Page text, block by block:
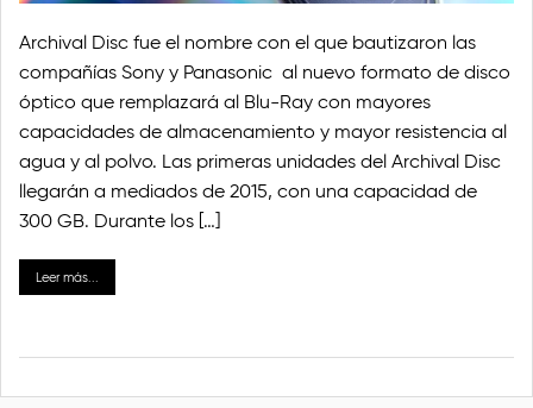
Archival Disc fue el nombre con el que bautizaron las
compañías Sony y Panasonic al nuevo formato de disco
óptico que remplazará al Blu-Ray con mayores
capacidades de almacenamiento y mayor resistencia al
agua y al polvo. Las primeras unidades del Archival Disc
llegarán a mediados de 2015, con una capacidad de
300 GB. Durante los […]
Leer más...